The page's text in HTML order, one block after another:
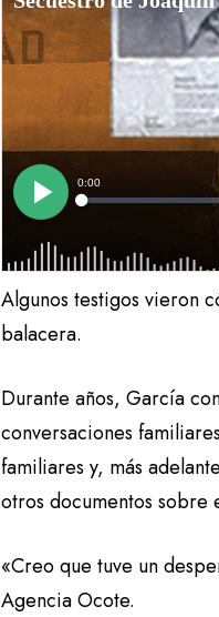
Algunos testigos vieron
balacera.
Durante años, García
conversaciones
familiares y, más
otros documentos
«Creo que tuve un
Agencia Ocote.